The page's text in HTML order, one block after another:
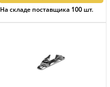
На складе поставщика 100 шт.